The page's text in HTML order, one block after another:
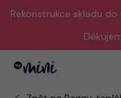
Rekonstrukce skladu